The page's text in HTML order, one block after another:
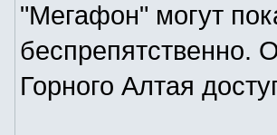
"Мегафон" могут
беспрепятственно.
Горного Алтая